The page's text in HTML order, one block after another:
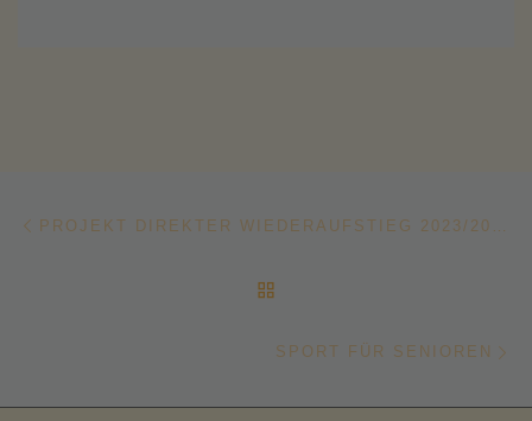
Beitragsnavigation
SPORT FÜR SENIOREN